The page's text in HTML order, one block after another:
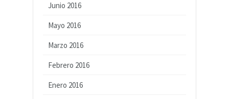
Junio 2016
Mayo 2016
Marzo 2016
Febrero 2016
Enero 2016